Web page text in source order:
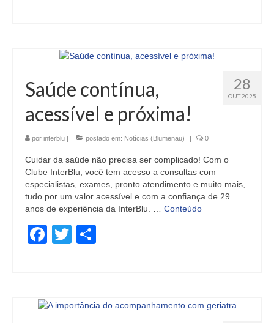
28
OUT 2025
Saúde contínua,
acessível e próxima!
por interblu postado em: Notícias (Blumenau) 0
Cuidar da saúde não precisa ser complicado! Com o
Clube InterBlu, você tem acesso a consultas com
especialistas, exames, pronto atendimento e muito mais,
tudo por um valor acessível e com a confiança de 29
anos de experiência da InterBlu. … Conteúdo
Facebook
Twitter